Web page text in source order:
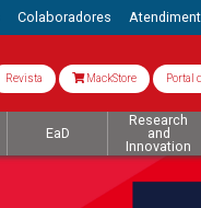
Colaboradores
Revista MackStore Portal
EaD
Research
and
Innovation